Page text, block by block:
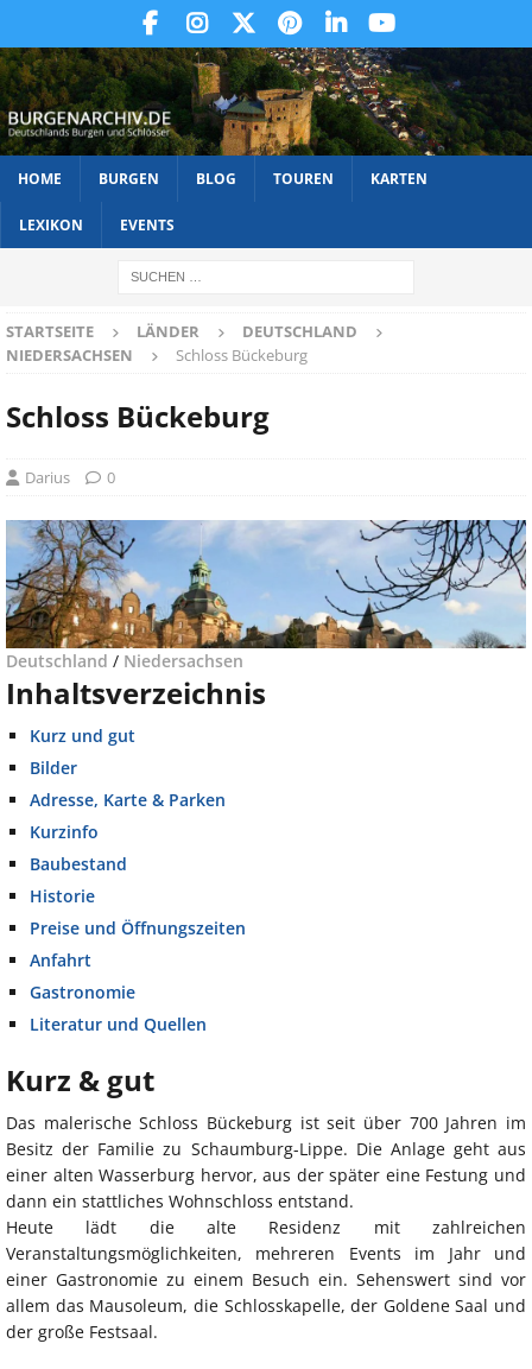
HOME BURGEN BLOG TOUREN KARTEN
LEXIKON EVENTS
STARTSEITE LÄNDER
DEUTSCHLAND
NIEDERSACHSEN
Schloss Bückeburg
Schloss Bückeburg
Darius 0
Deutschland / Niedersachsen
Inhaltsverzeichnis
Kurz und gut
Bilder
Adresse, Karte & Parken
Kurzinfo
Baubestand
Historie
Preise und Öffnungszeiten
Anfahrt
Gastronomie
Literatur und Quellen
Kurz & gut
Das malerische Schloss Bückeburg ist seit über 700 Jahren im
Besitz der Familie zu Schaumburg-Lippe. Die Anlage geht aus
einer alten Wasserburg hervor, aus der später eine Festung und
dann ein stattliches Wohnschloss entstand.
Heute lädt die alte Residenz mit zahlreichen
Veranstaltungsmöglichkeiten, mehreren Events im Jahr und
einer Gastronomie zu einem Besuch ein. Sehenswert sind vor
allem das Mausoleum, die Schlosskapelle, der Goldene Saal und
der große Festsaal.